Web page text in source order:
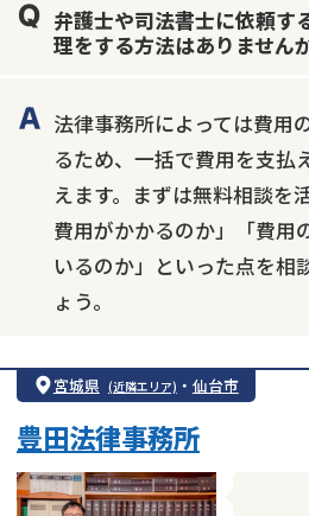
個人再生
時効援用
会社破産・法人破産
住宅ローン
弁護士や司法書士に依頼す
理をする方法はありません
法律事務所によっては費用
るため、一括で費用を支払
えます。まずは無料相談を
費用がかかるのか」「費用
いるのか」といった点を相
ょう。
宮城県 (近隣エリア) ・ 仙台市
豊田法律事務所